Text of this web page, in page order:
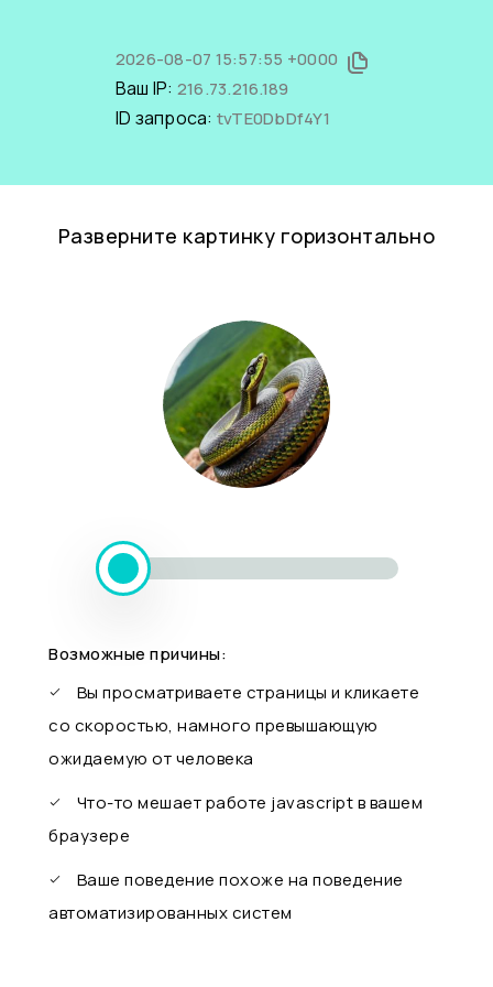
2026-08-07 15:57:55 +0000
Ваш IP: 216.73.216.189
ID запроса: tvTE0DbDf4Y1
Разверните картинку горизонтально
Возможные причины:
Вы просматриваете страницы и кликаете
со скоростью, намного превышающую
ожидаемую от человека
Что-то мешает работе javascript в вашем
браузере
Ваше поведение похоже на поведение
автоматизированных систем